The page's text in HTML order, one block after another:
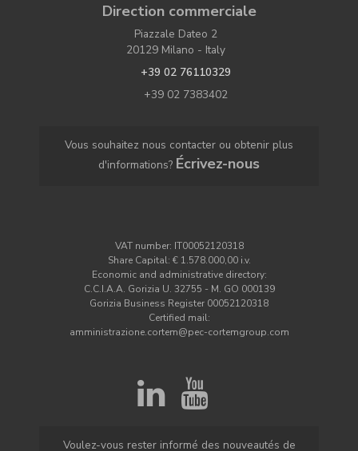
Direction commerciale
Piazzale Dateo 2
20129 Milano - Italy
+39 02 76110329
+39 02 7383402
Vous souhaitez nous contacter ou obtenir plus
d'informations? Écrivez-nous
VAT number: IT00052120318
Share Capital: € 1.578.000,00 i.v.
Economic and administrative directory:
C.C.I.A.A. Gorizia U. 32755 - M. GO 000139
Gorizia Business Register 00052120318
Certified mail:
amministrazione.cortem@pec-cortemgroup.com
Voulez-vous rester informé des nouveautés de